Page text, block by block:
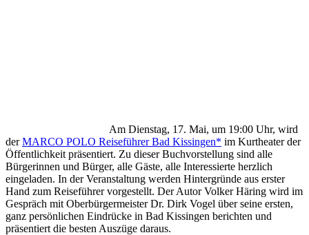
Am Dienstag, 17. Mai, um 19:00 Uhr, wird
derMARCO POLO Reiseführer Bad Kissingen* im Kurtheater der
Öffentlichkeit präsentiert. Zu dieser Buchvorstellung sind alle
Bürgerinnen und Bürger, alle Gäste, alle Interessierte herzlich
eingeladen. In der Veranstaltung werden Hintergründe aus erster
Hand zum Reiseführer vorgestellt. Der Autor Volker Häring wird im
Gespräch mit Oberbürgermeister Dr. Dirk Vogel über seine ersten,
ganz persönlichen Eindrücke in Bad Kissingen berichten und
präsentiert die besten Auszüge daraus.